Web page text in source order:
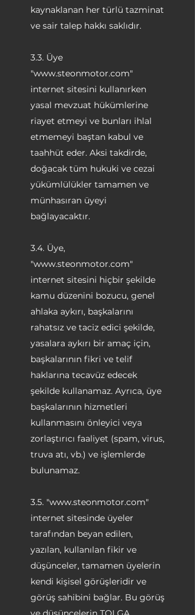
kaynaklanan her türlü tazminat
ve sair talep hakkı saklıdır.
3.3. Üye
"www.steonmotor.com"
internet sitesini kullanırken
yasal mevzuat hükümlerine
riayet etmeyi ve bunları ihlal
etmemeyi baştan kabul ve
taahhüt eder. Aksi takdirde,
doğacak tüm hukuki ve cezai
yükümlülükler tamamen ve
münhasıran üyeyi
bağlayacaktır.
3.4. Üye,
"www.steonmotor.com"
internet sitesini hiçbir şekilde
kamu düzenini bozucu, genel
ahlaka aykırı, başkalarını
rahatsız ve taciz edici şekilde,
yasalara aykırı bir amaç için,
başkalarının fikri ve telif
haklarına tecavüz edecek
şekilde kullanamaz. Ayrıca, üye
başkalarının hizmetleri
kullanmasını önleyici veya
zorlaştırıcı faaliyet (spam, virus,
truva atı, vb.) ve işlemlerde
bulunamaz.
3.5. "www.steonmotor.com"
internet sitesinde üyeler
tarafından beyan edilen,
yazılan, kullanılan fikir ve
düşünceler, tamamen üyelerin
kendi kişisel görüşleridir ve
görüş sahibini bağlar. Bu görüş